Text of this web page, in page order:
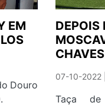
EM
Douro
DEPOIS
07-10-2022
Taça de